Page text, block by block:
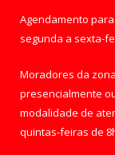
Agendamento
segunda a sexta-
Moradores da
presencialmente
modalidade de
quintas-feiras de